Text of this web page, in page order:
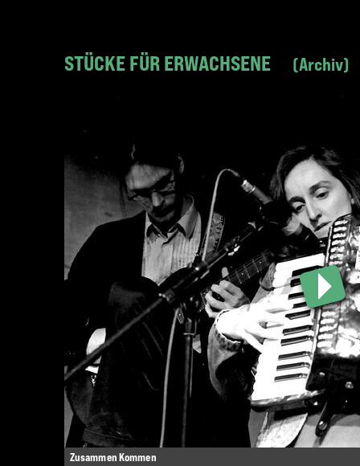
STÜCKE FÜR ERWACHSENE Archiv
Zusammen Kommen